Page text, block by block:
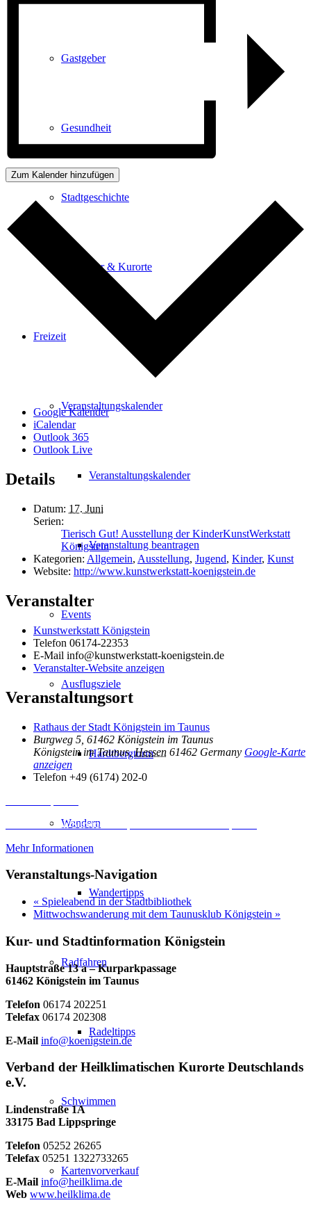
Gastgeber
Gesundheit
Stadtgeschichte
Heilbäder & Kurorte
Freizeit
Veranstaltungskalender
Veranstaltungskalender
Veranstaltung beantragen
Events
Ausflugsziele
Hardtbergturm
Wandern
Wandertipps
Radfahren
Radeltipps
Schwimmen
Kartenvorverkauf
Zum Kalender hinzufügen
Google Kalender
iCalendar
Outlook 365
Outlook Live
Details
Datum: 17. Juni
Serien:
Tierisch Gut! Ausstellung der KinderKunstWerkstatt
Königstein
Kategorien: Allgemein, Ausstellung, Jugend, Kinder, Kunst
Website: http://www.kunstwerkstatt-koenigstein.de
Veranstalter
Kunstwerkstatt Königstein
Telefon 06174-22353
E-Mail info@kunstwerkstatt-koenigstein.de
Veranstalter-Website anzeigen
Veranstaltungsort
Rathaus der Stadt Königstein im Taunus
Burgweg 5, 61462 Königstein im Taunus
Königstein im Taunus, Hessen 61462 Germany Google-Karte
anzeigen
Telefon +49 (6174) 202-0
Erforderlichen Service akzeptieren und Inhalte entsperren
Mehr Informationen
Veranstaltungs-Navigation
« Spieleabend in der Stadtbibliothek
Mittwochswanderung mit dem Taunusklub Königstein »
Kur- und Stadtinformation Königstein
Hauptstraße 13 a – Kurparkpassage
61462 Königstein im Taunus
Telefon 06174 202251
Telefax 06174 202308
E-Mail info@koenigstein.de
Verband der Heilklimatischen Kurorte Deutschlands
e.V.
Lindenstraße 1A
33175 Bad Lippspringe
Telefon 05252 26265
Telefax 05251 1322733265
E-Mail info@heilklima.de
Web www.heilklima.de